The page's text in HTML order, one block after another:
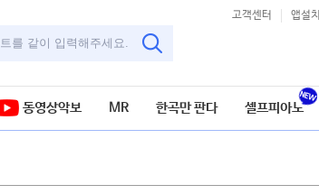
고객센터 앱설치
동영상악보 MR 한곡만 판다 셀프피아노